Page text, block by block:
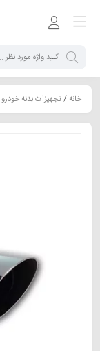
خانه/تجهیزات بدنه خودرو